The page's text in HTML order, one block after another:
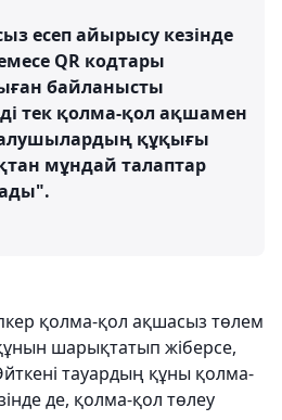
есеп айырысу кезінде
QR кодтары
байланысты
тек қолма-қол ақшамен
алушылардың құқығы
мұндай талаптар
қолма-қол ақшасыз төлем
шарықтатып жіберсе,
тауардың құны қолма-
де, қолма-қол төлеу